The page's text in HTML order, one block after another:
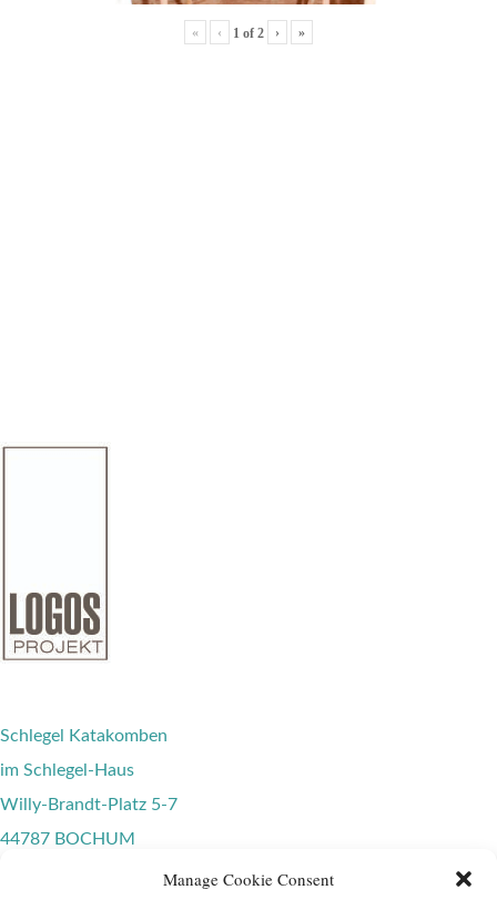
Manage Cookie Consent
« ‹ 1 of 2 › »
Schlegel Katakomben
im Schlegel-Haus
Willy-Brandt-Platz 5-7
44787 BOCHUM
Telefon: +49 (0)234 18506